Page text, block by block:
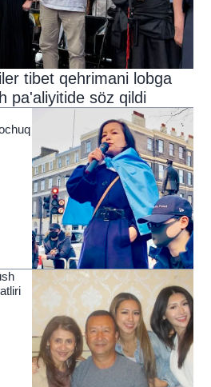
tibet qehrimani lobga
pa'aliyitide söz qildi